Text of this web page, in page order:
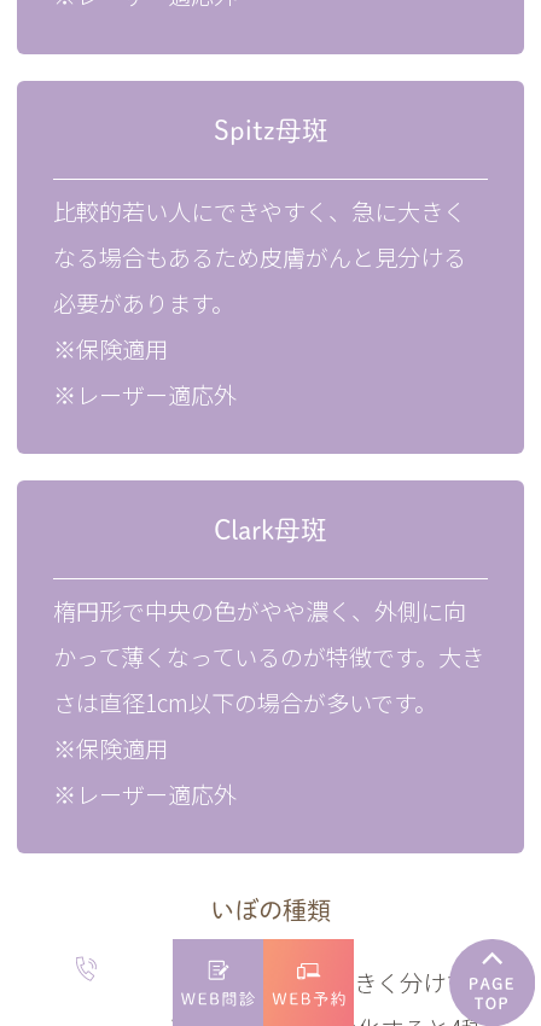
Spitz母斑
比較的若い人にできやすく、急に大きく
なる場合もあるため皮膚がんと見分ける
必要があります。
※保険適用
※レーザー適応外
Clark母斑
楕円形で中央の色がやや濃く、外側に向
かって薄くなっているのが特徴です。大き
さは直径1cm以下の場合が多いです。
※保険適用
※レーザー適応外
いぼの種類
いぼとひとことに言っても、大きく分けて2